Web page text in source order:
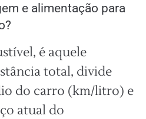
e alimentação para
é aquele
total, divide
do carro (km/litro) e
atual do